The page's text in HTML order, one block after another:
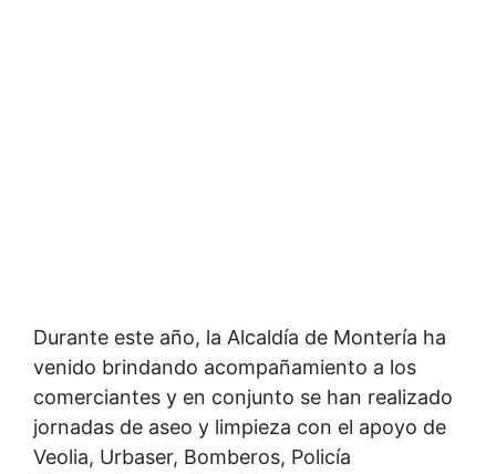
Durante este año, la Alcaldía de Montería ha
venido brindando acompañamiento a los
comerciantes y en conjunto se han realizado
jornadas de aseo y limpieza con el apoyo de
Veolia, Urbaser, Bomberos, Policía